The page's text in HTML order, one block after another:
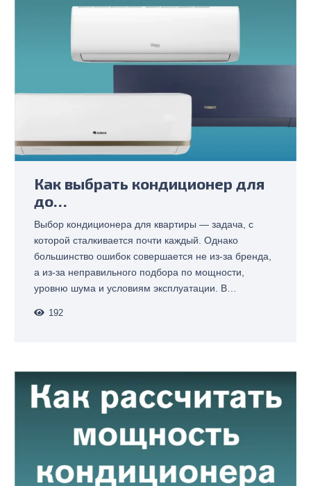
Как выбрать кондиционер для
до…
Выбор кондиционера для квартиры — задача, с
которой сталкивается почти каждый. Однако
большинство ошибок совершается не из-за бренда,
а из-за неправильного подбора по мощности,
уровню шума и условиям эксплуатации. В…
192